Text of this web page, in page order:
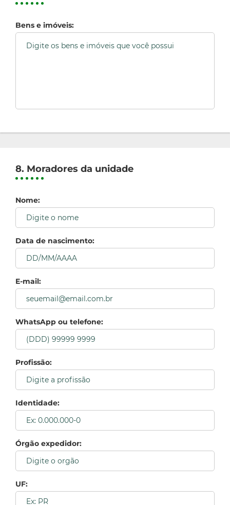
Bens e imóveis:
8. Moradores da unidade
Nome:
Data de nascimento:
E-mail:
WhatsApp ou telefone:
Profissão:
Identidade:
Órgão expedidor:
UF: